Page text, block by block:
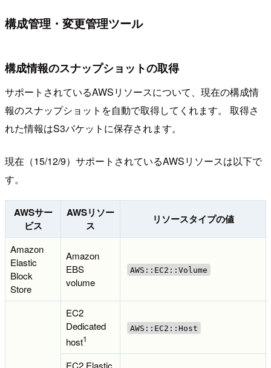
構成管理・変更管理ツール
構成情報のスナップショットの取得
サポートされているAWSリソースについて、現在の構成情
報のスナップショットを自動で取得してくれます。 取得さ
れた情報はS3バケットに保存されます。
現在（15/12/9）サポートされているAWSリソースは以下で
す。
AWSサー
ビス
AWSリソー
ス
リソースタイプの値
Amazon
Elastic
Block
Store
Amazon
EBS
volume
AWS::EC2::Volume
EC2
Dedicated
host1
AWS::EC2::Host